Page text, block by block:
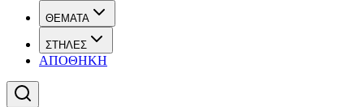
ΘΕΜΑΤΑ
ΣΤΗΛΕΣ
ΑΠΟΘΗΚΗ